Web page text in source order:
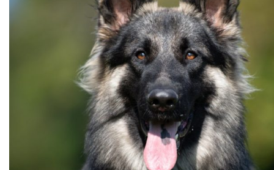
Après midi coquelicots (06/24)
Expo Saint Pouange (05/24)
Expo de Châlon (05/24)
Expo d’Offenburg (03/24)
Séance grimaces (01/24)
Soirée à Motey (08/23)